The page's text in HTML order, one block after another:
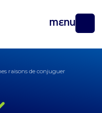
MENU
raisons de conjuguer